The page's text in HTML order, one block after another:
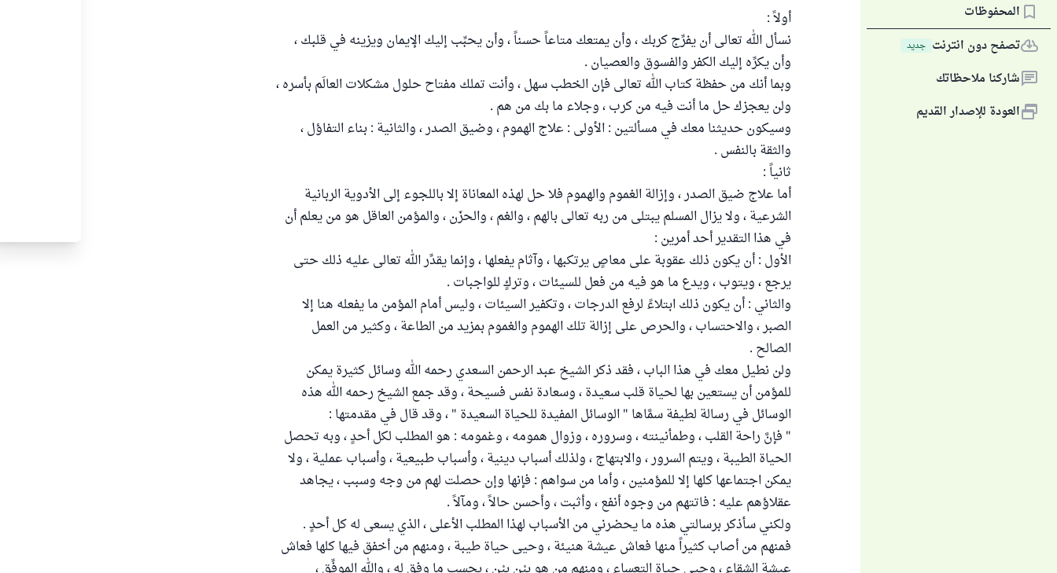
المحفوظات
تصفح دون انترنت جديد
شاركنا ملاحظاتك
العودة للإصدار القديم
أولاً :
نسأل الله تعالى أن يفرِّج كربك ، وأن يمتعك متاعاً حسناً ، وأن يحبِّب إليك الإيمان ويزينه في قلبك ،
وأن يكرِّه إليك الكفر والفسوق والعصيان .
وبما أنك من حفظة كتاب الله تعالى فإن الخطب سهل ، وأنت تملك مفتاح حلول مشكلات العالَم بأسره ،
ولن يعجزك حل ما أنت فيه من كرب ، وجلاء ما بك من هم .
وسيكون حديثنا معك في مسألتين : الأولى : علاج الهموم ، وضيق الصدر ، والثانية : بناء التفاؤل ،
والثقة بالنفس .
ثانياً :
أما علاج ضيق الصدر ، وإزالة الغموم والهموم فلا حل لهذه المعاناة إلا باللجوء إلى الأدوية الربانية
الشرعية ، ولا يزال المسلم يبتلى من ربه تعالى بالهم ، والغم ، والحزَن ، والمؤمن العاقل هو من يعلم أن
في هذا التقدير أحد أمرين :
الأول : أن يكون ذلك عقوبة على معاصٍ يرتكبها ، وآثام يفعلها ، وإنما يقدِّر الله تعالى عليه ذلك حتى
يرجع ، ويتوب ، ويدع ما هو فيه من فعل للسيئات ، وتركٍ للواجبات .
والثاني : أن يكون ذلك ابتلاءً لرفع الدرجات ، وتكفير السيئات ، وليس أمام المؤمن ما يفعله هنا إلا
الصبر ، والاحتساب ، والحرص على إزالة تلك الهموم والغموم بمزيد من الطاعة ، وكثير من العمل
الصالح .
ولن نطيل معك في هذا الباب ، فقد ذكر الشيخ عبد الرحمن السعدي رحمه الله وسائل كثيرة يمكن
للمؤمن أن يستعين بها لحياة قلب سعيدة ، وسعادة نفس فسيحة ، وقد جمع الشيخ رحمه الله هذه
الوسائل في رسالة لطيفة سمَّاها " الوسائل المفيدة للحياة السعيدة " ، وقد قال في مقدمتها :
" فإنَّ راحة القلب ، وطمأنينته ، وسروره ، وزوال همومه ، وغمومه : هو المطلب لكل أحدٍ ، وبه تحصل
الحياة الطيبة ، ويتم السرور ، والابتهاج ، ولذلك أسباب دينية ، وأسباب طبيعية ، وأسباب عملية ، ولا
يمكن اجتماعها كلها إلا للمؤمنين ، وأما من سواهم : فإنها وإن حصلت لهم من وجه وسبب ، يجاهد
عقلاؤهم عليه : فاتتهم من وجوه أنفع ، وأثبت ، وأحسن حالاً ، ومآلاً .
ولكني سأذكر برسالتي هذه ما يحضرني من الأسباب لهذا المطلب الأعلى ، الذي يسعى له كل أحدٍ .
فمنهم من أصاب كثيراً منها فعاش عيشة هنيئة ، وحيى حياة طيبة ، ومنهم من أخفق فيها كلها فعاش